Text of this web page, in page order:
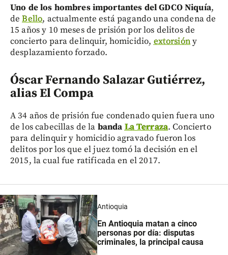
Uno de los hombres importantes del GDCO Niquía,
deBello, actualmente está pagando una condena de
15 años y 10 meses de prisión por los delitos de
concierto para delinquir, homicidio, extorsióny
desplazamiento forzado.
Óscar Fernando Salazar Gutiérrez,
alias El Compa
A 34 años de prisión fue condenado quien fuera uno
de los cabecillas de la banda La Terraza. Concierto
para delinquir y homicidio agravado fueron los
delitos por los que el juez tomó la decisión en el
2015, la cual fue ratificada en el 2017.
Antioquia
En Antioquia matan a cinco
personas por día: disputas
criminales, la principal causa